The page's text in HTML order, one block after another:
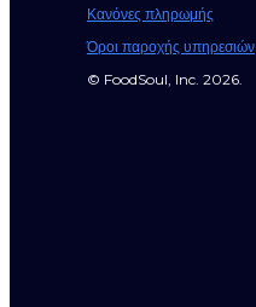
Κανόνες πληρωμής
Όροι παροχής υπηρεσιών
© FoodSoul, Inc. 2026.